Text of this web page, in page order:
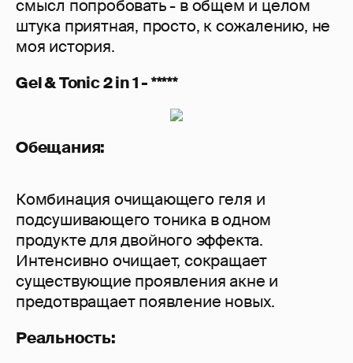
смысл попробовать - в общем и целом
штука приятная, просто, к сожалению, не
моя история.
Gel & Tonic 2 in 1 - *****
Обещания:
Комбинация очищающего геля и
подсушивающего тоника в одном
продукте для двойного эффекта.
Интенсивно очищает, сокращает
существующие проявления акне и
предотвращает появление новых.
Реальность: